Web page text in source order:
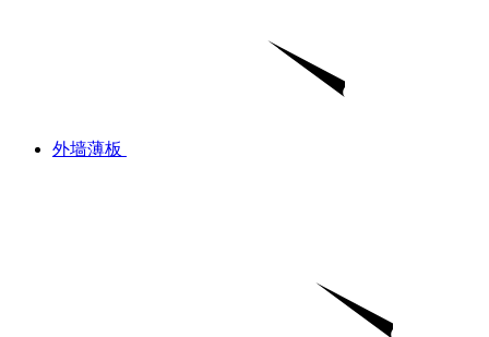
外墙薄板